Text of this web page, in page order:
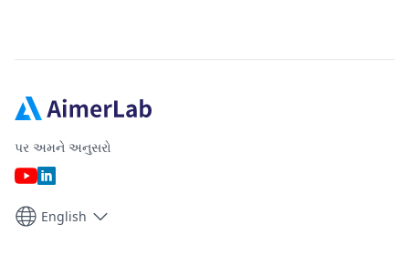
પર અમને અનુસરો
English